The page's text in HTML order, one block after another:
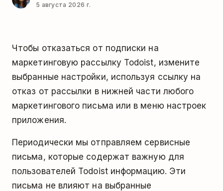
5 августа 2026 г.
Чтобы отказаться от подписки на
маркетинговую рассылку Todoist, измените
выбранные настройки, используя ссылку на
отказ от рассылки в нижней части любого
маркетингового письма или в меню настроек
приложения.
Периодически мы отправляем сервисные
письма, которые содержат важную для
пользователей Todoist информацию. Эти
письма не влияют на выбранные